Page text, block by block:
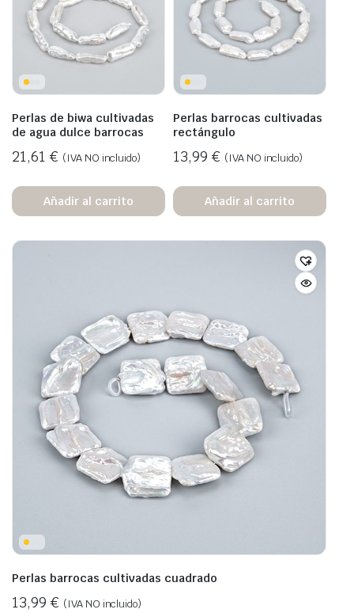
Perlas de biwa cultivadas
de agua dulce barrocas
21,61 € (IVA NO incluido)
Añadir al carrito
Perlas barrocas cultivadas
rectángulo
13,99 € (IVA NO incluido)
Añadir al carrito
Perlas barrocas cultivadas cuadrado
13,99 € (IVA NO incluido)